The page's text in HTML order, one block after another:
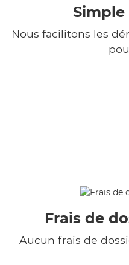
Nous facilitons les
Frais de
Aucun frais de